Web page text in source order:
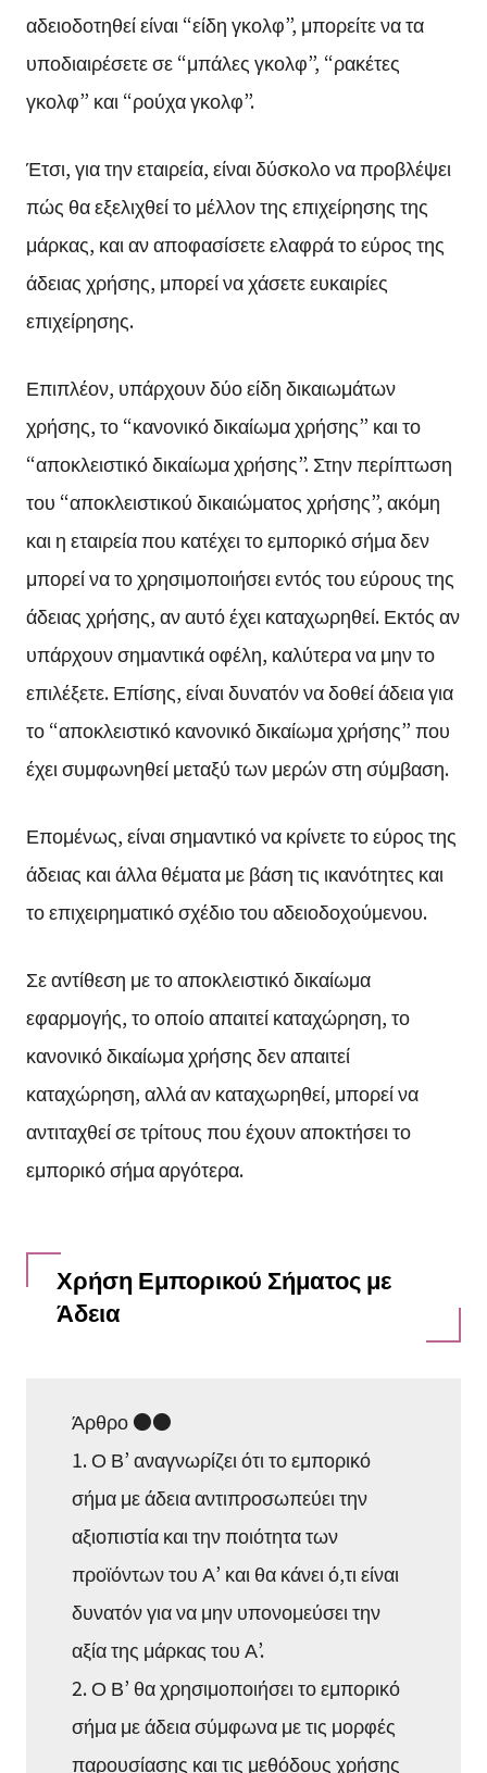
αδειοδοτηθεί είναι “είδη γκολφ”, μπορείτε να τα
υποδιαιρέσετε σε “μπάλες γκολφ”, “ρακέτες
γκολφ” και “ρούχα γκολφ”.
Έτσι, για την εταιρεία, είναι δύσκολο να προβλέψει
πώς θα εξελιχθεί το μέλλον της επιχείρησης της
μάρκας, και αν αποφασίσετε ελαφρά το εύρος της
άδειας χρήσης, μπορεί να χάσετε ευκαιρίες
επιχείρησης.
Επιπλέον, υπάρχουν δύο είδη δικαιωμάτων
χρήσης, το “κανονικό δικαίωμα χρήσης” και το
“αποκλειστικό δικαίωμα χρήσης”. Στην περίπτωση
του “αποκλειστικού δικαιώματος χρήσης”, ακόμη
και η εταιρεία που κατέχει το εμπορικό σήμα δεν
μπορεί να το χρησιμοποιήσει εντός του εύρους της
άδειας χρήσης, αν αυτό έχει καταχωρηθεί. Εκτός αν
υπάρχουν σημαντικά οφέλη, καλύτερα να μην το
επιλέξετε. Επίσης, είναι δυνατόν να δοθεί άδεια για
το “αποκλειστικό κανονικό δικαίωμα χρήσης” που
έχει συμφωνηθεί μεταξύ των μερών στη σύμβαση.
Επομένως, είναι σημαντικό να κρίνετε το εύρος της
άδειας και άλλα θέματα με βάση τις ικανότητες και
το επιχειρηματικό σχέδιο του αδειοδοχούμενου.
Σε αντίθεση με το αποκλειστικό δικαίωμα
εφαρμογής, το οποίο απαιτεί καταχώρηση, το
κανονικό δικαίωμα χρήσης δεν απαιτεί
καταχώρηση, αλλά αν καταχωρηθεί, μπορεί να
αντιταχθεί σε τρίτους που έχουν αποκτήσει το
εμπορικό σήμα αργότερα.
Χρήση Εμπορικού Σήματος με
Άδεια
Άρθρο ●●
1. Ο Β’ αναγνωρίζει ότι το εμπορικό
σήμα με άδεια αντιπροσωπεύει την
αξιοπιστία και την ποιότητα των
προϊόντων του Α’ και θα κάνει ό,τι είναι
δυνατόν για να μην υπονομεύσει την
αξία της μάρκας του Α’.
2. Ο Β’ θα χρησιμοποιήσει το εμπορικό
σήμα με άδεια σύμφωνα με τις μορφές
παρουσίασης και τις μεθόδους χρήσης